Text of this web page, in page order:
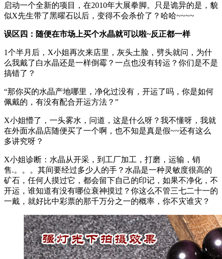
启动一个全新的项目，在2010年大展拳脚。只是诡异的是，貌
似X先生带了黑曜石以后，变得不会杀价了？哈哈~~~~
误区四：随便在市场上买个水晶就可以啦~反正都一样
1个半月后，X小姐再次来店里，灰头土脸，劈头就问，为什
么我戴了白水晶还是一样倒霉？一点也没有转运？你们是不是
搞错了？
“那你买的水晶产地哪里，净化过没有，开运了吗，你是如何
佩戴的，有没有配合开运方法？”
X小姐懵了，一头雾水，问道，这是什么呀？我不懂呀，我就
在外面水晶店随便买了一个啊，也不知是真是假~~还有这么
多讲究呀？
X小姐诊断：水晶从开采，到工厂加工，打磨，运输，销
售.。。。其间要经过多少人的手？水晶是一种灵敏度很高的
矿石，任何人摸过它，都会留下自己的印记，如果不净化，不
开运，谁知道有没有哪位衰神摸过？你这么不管三七二十一的
一戴，就好比中彩票的那千万分之一的概率，你不灾谁灾？